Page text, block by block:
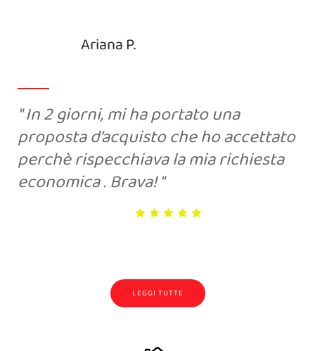
Ariana P.
In 2 giorni, mi ha portato una
proposta d’acquisto che ho accettato
perchè rispecchiava la mia richiesta
economica . Brava!
LEGGI TUTTE